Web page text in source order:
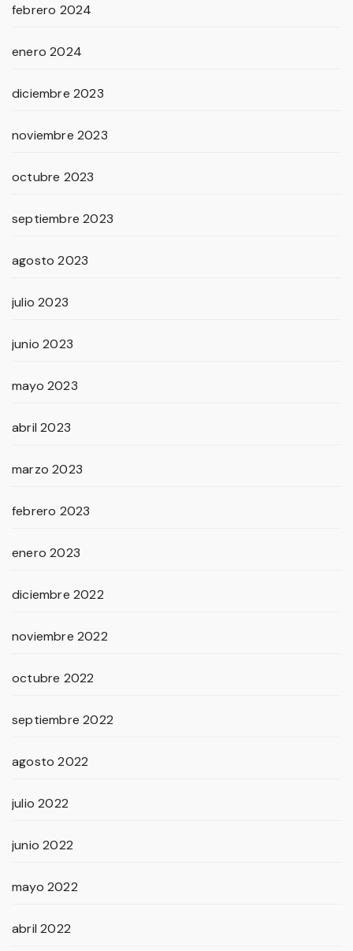
febrero 2024
enero 2024
diciembre 2023
noviembre 2023
octubre 2023
septiembre 2023
agosto 2023
julio 2023
junio 2023
mayo 2023
abril 2023
marzo 2023
febrero 2023
enero 2023
diciembre 2022
noviembre 2022
octubre 2022
septiembre 2022
agosto 2022
julio 2022
junio 2022
mayo 2022
abril 2022